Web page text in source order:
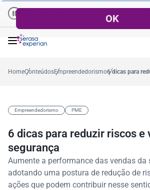
Empresas | Recuperação de Crédito
57,2% Cartão de
HomeConteúdosEmpreendedorismo6 dicas para
Empreendedorismo PME
6 dicas para reduzir riscos e
segurança
Aumente a performance das vendas da
adotando uma postura de redução de
ações que podem contribuir nesse